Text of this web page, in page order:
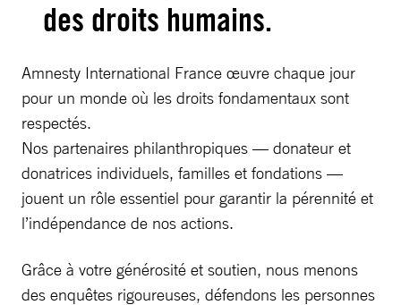
des droits humains.
Amnesty International France œuvre chaque jour
pour un monde où les droits fondamentaux sont
respectés.
Nos partenaires philanthropiques — donateur et
donatrices individuels, familles et fondations —
jouent un rôle essentiel pour garantir la pérennité et
l’indépendance de nos actions.
Grâce à votre générosité et soutien, nous menons
des enquêtes rigoureuses, défendons les personnes